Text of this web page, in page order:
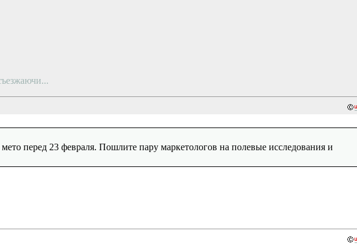
перед 23 февраля. Пошлите пару маркетологов на полевые исследования и